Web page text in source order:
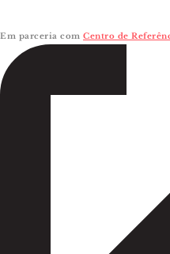
Em parceria com Centro de